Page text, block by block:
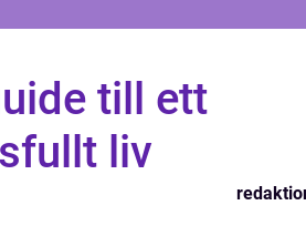
till ett
liv